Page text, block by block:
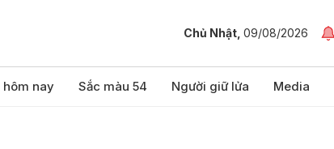
Chủ Nhật, 09/08/2026
hôm nay Sắc màu 54 Người giữ lửa Media